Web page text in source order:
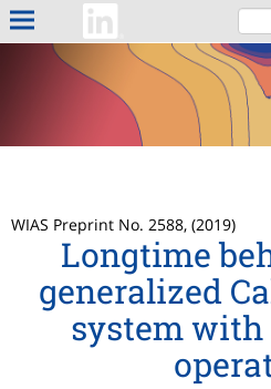
WIAS Preprint No. 2588, (2019)
Longtime
generalized
system